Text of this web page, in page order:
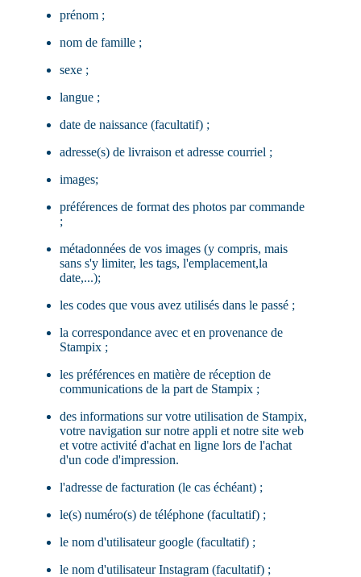
prénom ;
nom de famille ;
sexe ;
langue ;
date de naissance (facultatif) ;
adresse(s) de livraison et adresse courriel ;
images;
préférences de format des photos par commande
;
métadonnées de vos images (y compris, mais
sans s'y limiter, les tags, l'emplacement,la
date,...);
les codes que vous avez utilisés dans le passé ;
la correspondance avec et en provenance de
Stampix ;
les préférences en matière de réception de
communications de la part de Stampix ;
des informations sur votre utilisation de Stampix,
votre navigation sur notre appli et notre site web
et votre activité d'achat en ligne lors de l'achat
d'un code d'impression.
l'adresse de facturation (le cas échéant) ;
le(s) numéro(s) de téléphone (facultatif) ;
le nom d'utilisateur google (facultatif) ;
le nom d'utilisateur Instagram (facultatif) ;